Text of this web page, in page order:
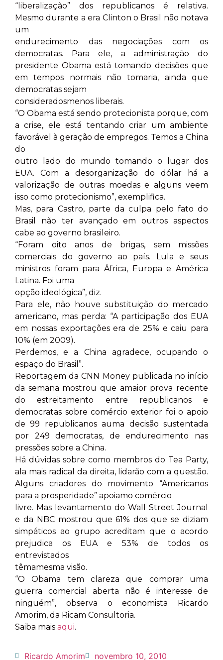
“liberalização” dos republicanos é relativa.
Mesmo durante a era Clinton o Brasil não notava
um
endurecimento das negociações com os
democratas. Para ele, a administração do
presidente Obama está tomando decisões que
em tempos normais não tomaria, ainda que
democratas sejam
consideradosmenos liberais.
“O Obama está sendo protecionista porque, com
a crise, ele está tentando criar um ambiente
favorável à geração de empregos. Temos a China
do
outro lado do mundo tomando o lugar dos
EUA. Com a desorganização do dólar há a
valorização de outras moedas e alguns veem
isso como protecionismo”, exemplifica.
Mas, para Castro, parte da culpa pelo fato do
Brasil não ter avançado em outros aspectos
cabe ao governo brasileiro.
“Foram oito anos de brigas, sem missões
comerciais do governo ao país. Lula e seus
ministros foram para África, Europa e América
Latina. Foi uma
opção ideológica”, diz.
Para ele, não houve substituição do mercado
americano, mas perda: “A participação dos EUA
em nossas exportações era de 25% e caiu para
10% (em 2009).
Perdemos, e a China agradece, ocupando o
espaço do Brasil”.
Reportagem da CNN Money publicada no início
da semana mostrou que amaior prova recente
do estreitamento entre republicanos e
democratas sobre comércio exterior foi o apoio
de 99 republicanos auma decisão sustentada
por 249 democratas, de endurecimento nas
pressões sobre a China.
Há dúvidas sobre como membros do Tea Party,
ala mais radical da direita, lidarão com a questão.
Alguns criadores do movimento “Americanos
para a prosperidade” apoiamo comércio
livre. Mas levantamento do Wall Street Journal
e da NBC mostrou que 61% dos que se diziam
simpáticos ao grupo acreditam que o acordo
prejudica os EUA e 53% de todos os
entrevistados
têmamesma visão.
“O Obama tem clareza que comprar uma
guerra comercial aberta não é interesse de
ninguém”, observa o economista Ricardo
Amorim, da Ricam Consultoria.
Saiba mais aqui.
Ricardo Amorim novembro 10, 2010